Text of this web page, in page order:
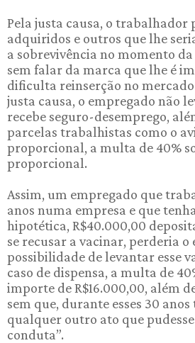
Pela justa causa, o trabalhador
adquiridos e outros que lhe
a sobrevivência no momento
sem falar da marca que lhe é
dificulta reinserção no
justa causa, o empregado não
recebe seguro-desemprego,
parcelas trabalhistas como o
proporcional, a multa de 40%
proporcional.
Assim, um empregado que
anos numa empresa e que
hipotética, R$40.000,00
se recusar a vacinar, perderia o
possibilidade de levantar esse
caso de dispensa, a multa de
importe de R$16.000,00, além
sem que, durante esses 30
qualquer outro ato que
conduta”.